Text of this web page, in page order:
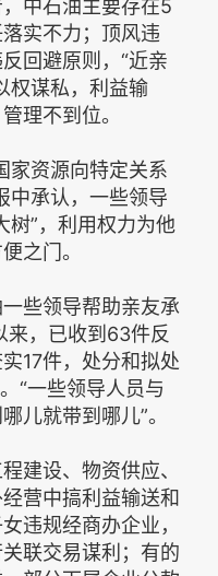
中石油主要存在5
实不力；顶风违
回避原则，“近亲
权谋私，利益输
理不到位。
家资源向特定关系
中承认，一些领导
树”，利用权力为他
之门。
些领导帮助亲友承
来，已收到63件反
17件，处分和拟处
“一些领导人员与
儿就带到哪儿”。
建设、物资供应、
营中搞利益输送和
违规经商办企业，
联交易谋利；有的